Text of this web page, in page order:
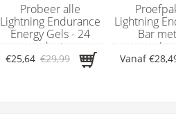
Probeer alle
Lightning Endurance
Energy Gels - 24
producten
€25,64 €29,99
Lightning
Bar
Vanaf